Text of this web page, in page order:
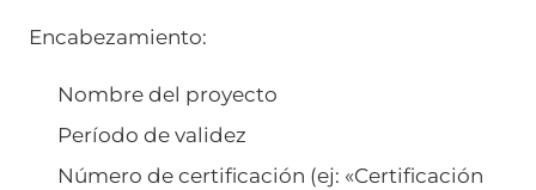
Encabezamiento:
Nombre del proyecto
Período de validez
Número de certificación (ej: «Certificación